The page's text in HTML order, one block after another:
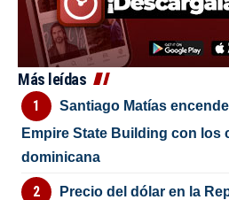
Más leídas
Santiago Matías
Empire State Building con los
dominicana
Precio del dólar en la